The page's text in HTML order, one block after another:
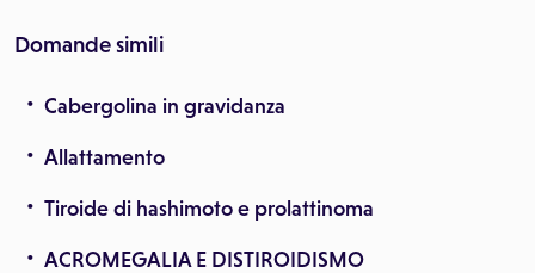
Domande simili
Cabergolina in gravidanza
Allattamento
Tiroide di hashimoto e prolattinoma
ACROMEGALIA E DISTIROIDISMO